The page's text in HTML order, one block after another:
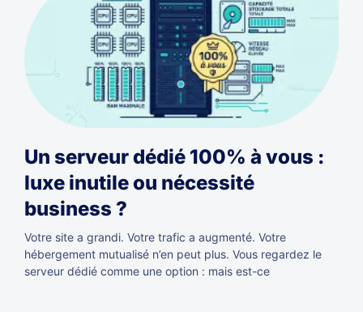
Un serveur dédié 100% à vous :
luxe inutile ou nécessité
business ?
Votre site a grandi. Votre trafic a augmenté. Votre
hébergement mutualisé n’en peut plus. Vous regardez le
serveur dédié comme une option : mais est-ce